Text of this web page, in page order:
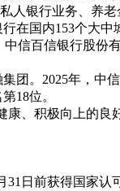
人银行业务、养
在国内153个大中
信百信银行股份
团。2025年，中
18位。
、积极向上的良
日前获得国家认